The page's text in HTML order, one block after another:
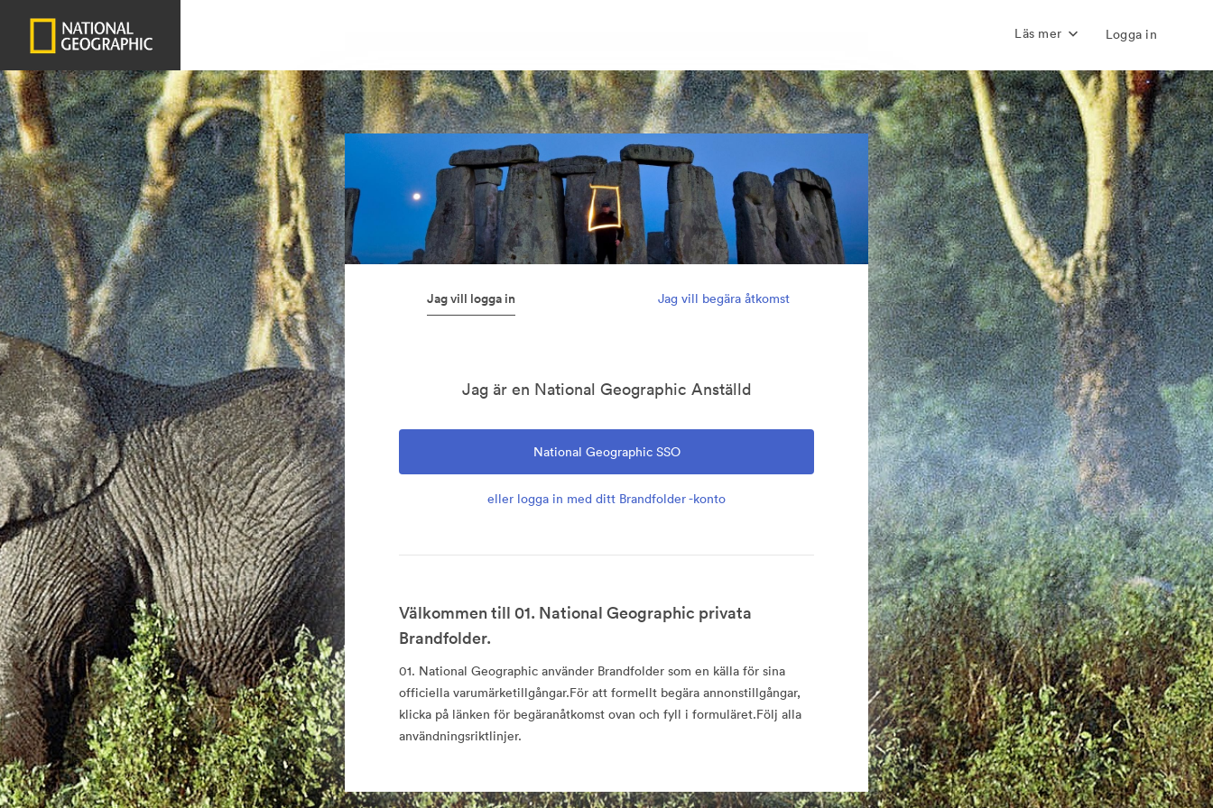
Läs mer Logga in
Jag vill logga in Jag vill begära åtkomst
Jag är en National Geographic Anställd
National Geographic SSO
eller logga in med ditt Brandfolder -konto
Välkommen till 01. National Geographic privata
Brandfolder.
01. National Geographic använder Brandfolder som en källa för sina
officiella varumärketillgångar.För att formellt begära annonstillgångar,
klicka på länken för begäranåtkomst ovan och fyll i formuläret.Följ alla
användningsriktlinjer.